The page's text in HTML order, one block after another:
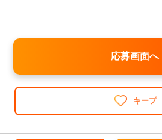
応募画面へ
キープ